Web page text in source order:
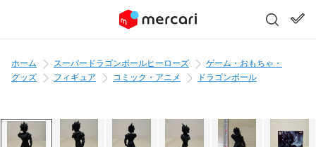
ホーム スーパードラゴンボールヒーローズ
ゲーム・おもちゃ・
グッズ
フィギュア コミック・アニメ ドラゴンボール